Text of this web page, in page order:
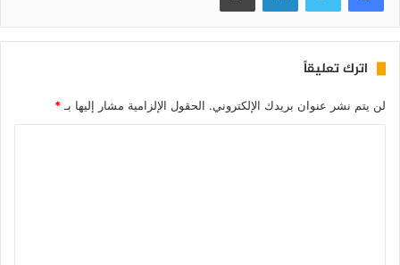
اترك تعليقاً
لن يتم نشر عنوان بريدك الإلكتروني. الحقول الإلزامية مشار إليها بـ *